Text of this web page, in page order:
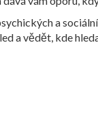
a
a vědět, kde